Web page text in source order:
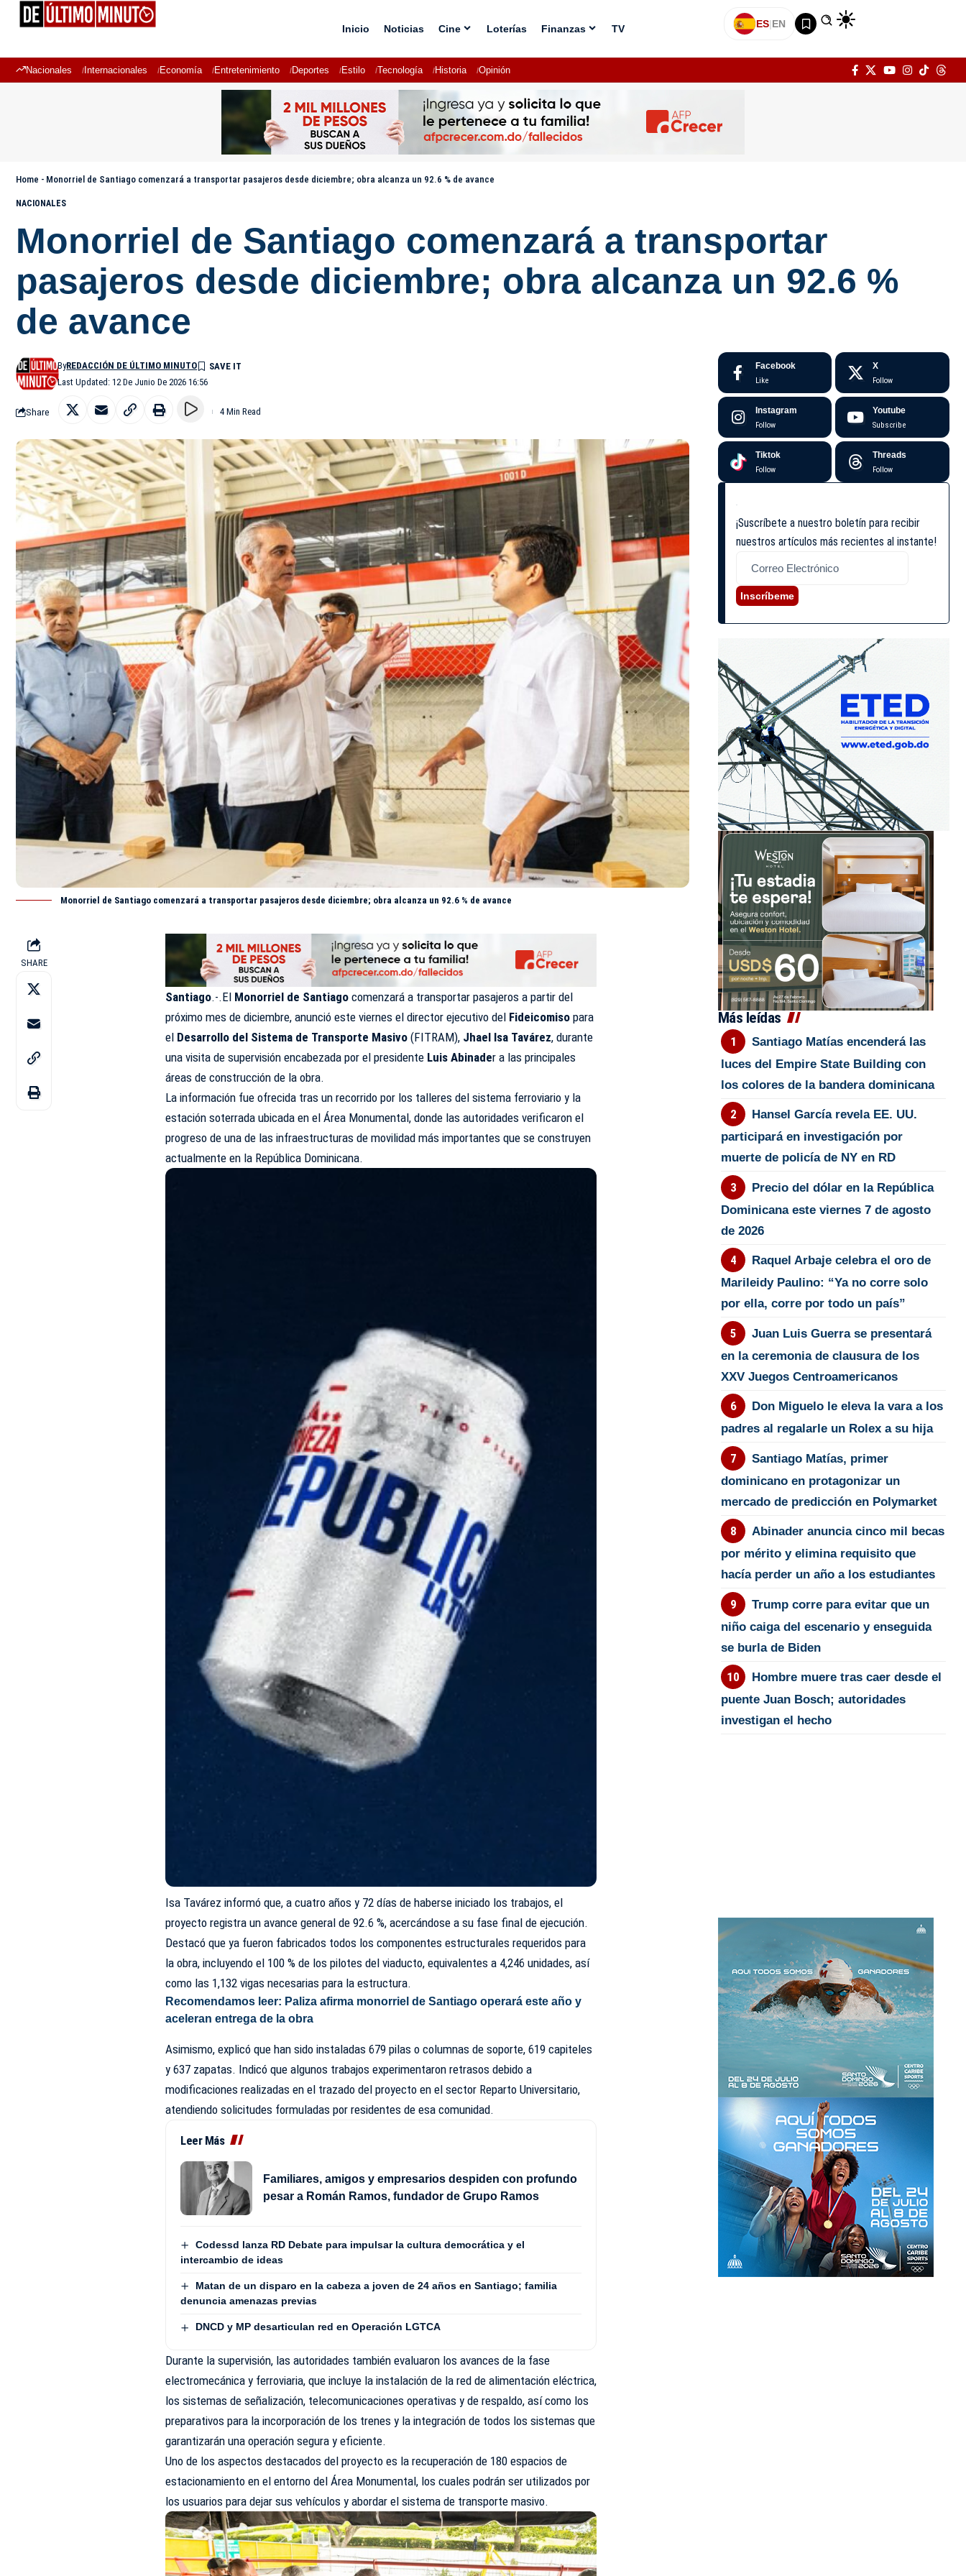
Inicio Noticias Cine Loterías Finanzas TV ES|EN
Nacionales Internacionales Economía Entretenimiento Deportes Estilo Tecnología Historia Opinión
Home - Monorriel de Santiago comenzará a transportar pasajeros desde diciembre; obra alcanza un 92.6 % de avance
NACIONALES
Monorriel de Santiago comenzará a transportar
pasajeros desde diciembre; obra alcanza un 92.6 %
de avance
Last Updated: 12 De Junio De 2026 16:56
ByREDACCIÓN DE ÚLTIMO MINUTO
Share 4 Min Read
Monorriel de Santiago comenzará a transportar pasajeros desde diciembre; obra alcanza un 92.6 % de avance
SHARE
Santiago.-.El Monorriel de Santiago comenzará a transportar pasajeros a partir del
próximo mes de diciembre, anunció este viernes el director ejecutivo del Fideicomiso para
el Desarrollo del Sistema de Transporte Masivo (FITRAM), Jhael Isa Tavárez, durante
una visita de supervisión encabezada por el presidente Luis Abinader a las principales
áreas de construcción de la obra.
La información fue ofrecida tras un recorrido por los talleres del sistema ferroviario y la
estación soterrada ubicada en el Área Monumental, donde las autoridades verificaron el
progreso de una de las infraestructuras de movilidad más importantes que se construyen
actualmente en la República Dominicana.
Isa Tavárez informó que, a cuatro años y 72 días de haberse iniciado los trabajos, el
proyecto registra un avance general de 92.6 %, acercándose a su fase final de ejecución.
Destacó que ya fueron fabricados todos los componentes estructurales requeridos para
la obra, incluyendo el 100 % de los pilotes del viaducto, equivalentes a 4,246 unidades, así
como las 1,132 vigas necesarias para la estructura.
Recomendamos leer: Paliza afirma monorriel de Santiago operará este año y
aceleran entrega de la obra
Asimismo, explicó que han sido instaladas 679 pilas o columnas de soporte, 619 capiteles
y 637 zapatas. Indicó que algunos trabajos experimentaron retrasos debido a
modificaciones realizadas en el trazado del proyecto en el sector Reparto Universitario,
atendiendo solicitudes formuladas por residentes de esa comunidad.
Leer Más
Familiares, amigos y empresarios despiden con profundo
pesar a Román Ramos, fundador de Grupo Ramos
Codessd lanza RD Debate para impulsar la cultura democrática y el
intercambio de ideas
Matan de un disparo en la cabeza a joven de 24 años en Santiago; familia
denuncia amenazas previas
DNCD y MP desarticulan red en Operación LGTCA
Durante la supervisión, las autoridades también evaluaron los avances de la fase
electromecánica y ferroviaria, que incluye la instalación de la red de alimentación eléctrica,
los sistemas de señalización, telecomunicaciones operativas y de respaldo, así como los
preparativos para la incorporación de los trenes y la integración de todos los sistemas que
garantizarán una operación segura y eficiente.
Uno de los aspectos destacados del proyecto es la recuperación de 180 espacios de
estacionamiento en el entorno del Área Monumental, los cuales podrán ser utilizados por
los usuarios para dejar sus vehículos y abordar el sistema de transporte masivo.
Facebook
Like
X
Follow
Instagram
Follow
Youtube
Subscribe
Tiktok
Follow
Threads
Follow
¡Suscríbete a nuestro boletín para recibir
nuestros artículos más recientes al instante!
Inscríbeme
Más leídas
Santiago Matías encenderá las
luces del Empire State Building con
los colores de la bandera dominicana
Hansel García revela EE. UU.
participará en investigación por
muerte de policía de NY en RD
Precio del dólar en la República
Dominicana este viernes 7 de agosto
de 2026
Raquel Arbaje celebra el oro de
Marileidy Paulino: “Ya no corre solo
por ella, corre por todo un país”
Juan Luis Guerra se presentará
en la ceremonia de clausura de los
XXV Juegos Centroamericanos
Don Miguelo le eleva la vara a los
padres al regalarle un Rolex a su hija
Santiago Matías, primer
dominicano en protagonizar un
mercado de predicción en Polymarket
Abinader anuncia cinco mil becas
por mérito y elimina requisito que
hacía perder un año a los estudiantes
Trump corre para evitar que un
niño caiga del escenario y enseguida
se burla de Biden
Hombre muere tras caer desde el
puente Juan Bosch; autoridades
investigan el hecho